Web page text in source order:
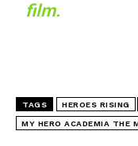
film.
TAGS HEROES RISING
MY HERO ACADEMIA THE